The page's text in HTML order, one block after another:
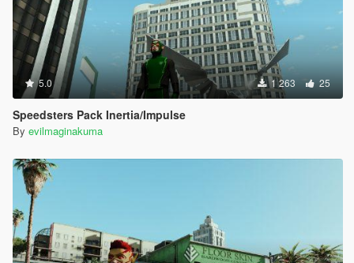
5.0 1 263 25
Speedsters Pack Inertia/Impulse
By evilmaginakuma